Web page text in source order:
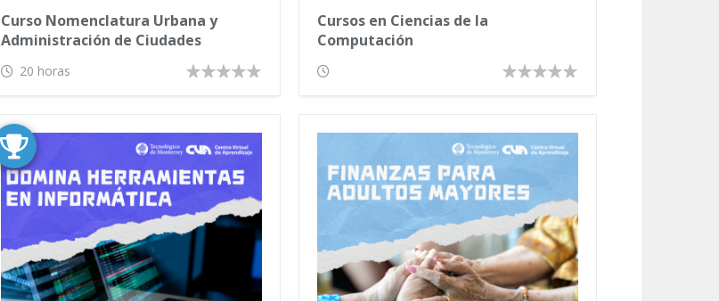
Curso Nomenclatura Urbana y
Administración de Ciudades
20 horas
Cursos en Ciencias de la
Computación